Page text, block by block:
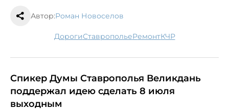
Автор:Роман Новоселов
дороги Ставрополье ремонт КЧР
Спикер Думы Ставрополья Великдань
поддержал идею сделать 8 июля
выходным